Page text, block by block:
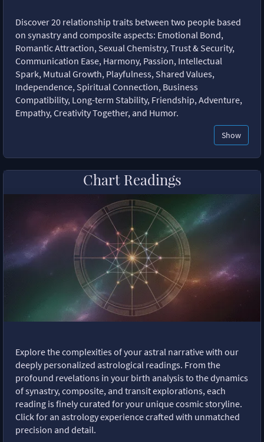
Discover 20 relationship traits between two people based
on synastry and composite aspects: Emotional Bond,
Romantic Attraction, Sexual Chemistry, Trust & Security,
Communication Ease, Harmony, Passion, Intellectual
Spark, Mutual Growth, Playfulness, Shared Values,
Independence, Spiritual Connection, Business
Compatibility, Long-term Stability, Friendship, Adventure,
Empathy, Creativity Together, and Humor.
Show
Chart Readings
Explore the complexities of your astral narrative with our
deeply personalized astrological readings. From the
profound revelations in your birth analysis to the dynamics
of synastry, composite, and transit explorations, each
reading is finely curated for your unique cosmic storyline.
Click for an astrology experience crafted with unmatched
precision and detail.